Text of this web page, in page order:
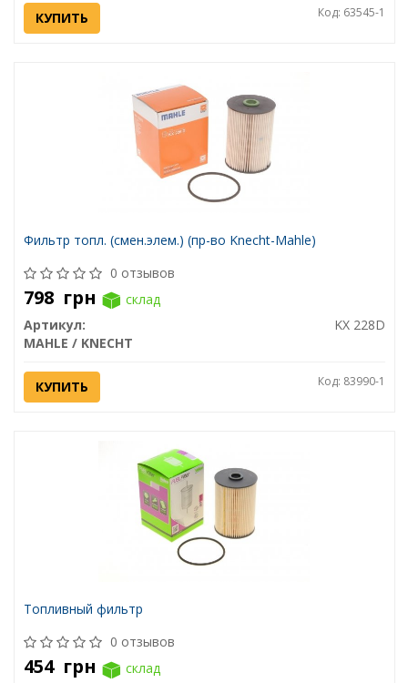
КУПИТЬ Код: 63545-1
Фильтр топл. (смен.элем.) (пр-во Knecht-Mahle)
0 отзывов
798 грн
склад
Артикул:
KX 228D
MAHLE / KNECHT
КУПИТЬ Код: 83990-1
Топливный фильтр
0 отзывов
454 грн склад